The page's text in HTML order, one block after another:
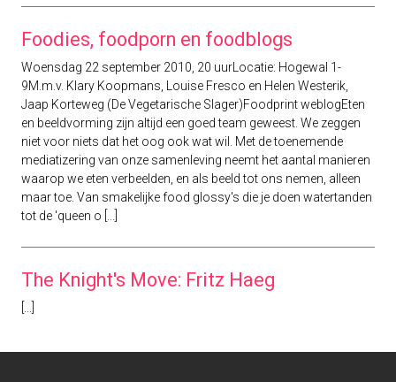
Foodies, foodporn en foodblogs
Woensdag 22 september 2010, 20 uurLocatie: Hogewal 1-
9M.m.v. Klary Koopmans, Louise Fresco en Helen Westerik,
Jaap Korteweg (De Vegetarische Slager)Foodprint weblogEten
en beeldvorming zijn altijd een goed team geweest. We zeggen
niet voor niets dat het oog ook wat wil. Met de toenemende
mediatizering van onze samenleving neemt het aantal manieren
waarop we eten verbeelden, en als beeld tot ons nemen, alleen
maar toe. Van smakelijke food glossy's die je doen watertanden
tot de 'queen o [...]
The Knight's Move: Fritz Haeg